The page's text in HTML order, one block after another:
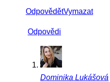
OdpovědětVymazat
Odpovědi
Dominika Lukášová